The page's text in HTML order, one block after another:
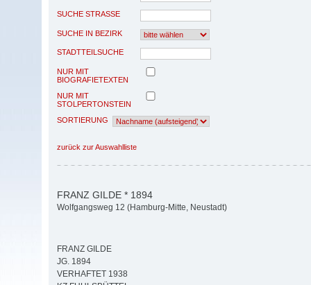
SUCHE STRASSE
SUCHE IN BEZIRK
STADTTEILSUCHE
NUR MIT
BIOGRAFIETEXTEN
NUR MIT
STOLPERTONSTEIN
SORTIERUNG
zurück zur Auswahlliste
FRANZ GILDE * 1894
Wolfgangsweg 12 (Hamburg-Mitte, Neustadt)
FRANZ GILDE
JG. 1894
VERHAFTET 1938